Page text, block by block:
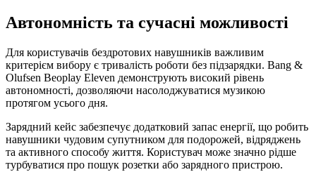
Автономність та сучасні можливості
Для користувачів бездротових навушників важливим
критерієм вибору є тривалість роботи без підзарядки. Bang &
Olufsen Beoplay Eleven демонструють високий рівень
автономності, дозволяючи насолоджуватися музикою
протягом усього дня.
Зарядний кейс забезпечує додатковий запас енергії, що робить
навушники чудовим супутником для подорожей, відряджень
та активного способу життя. Користувач може значно рідше
турбуватися про пошук розетки або зарядного пристрою.